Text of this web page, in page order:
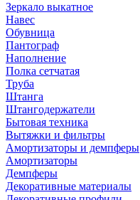
Зеркало выкатное
Навес
Обувница
Пантограф
Наполнение
Полка сетчатая
Труба
Штанга
Штангодержатели
Бытовая техника
Вытяжки и фильтры
Амортизаторы и демпферы
Амортизаторы
Демпферы
Декоративные материалы